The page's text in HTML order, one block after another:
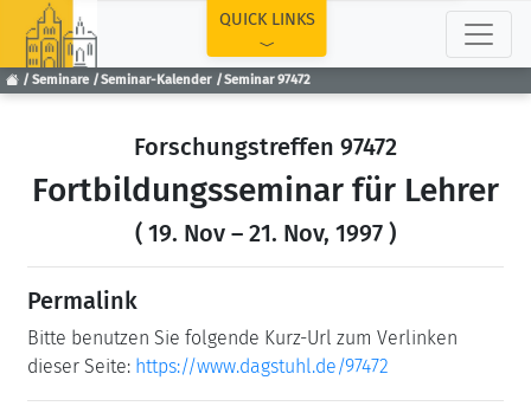
Seminare Seminar-Kalender Seminar 97472
QUICK LINKS
Forschungstreffen 97472
Fortbildungsseminar für Lehrer
( 19. Nov – 21. Nov, 1997 )
Permalink
Bitte benutzen Sie folgende Kurz-Url zum Verlinken
dieser Seite: https://www.dagstuhl.de/97472